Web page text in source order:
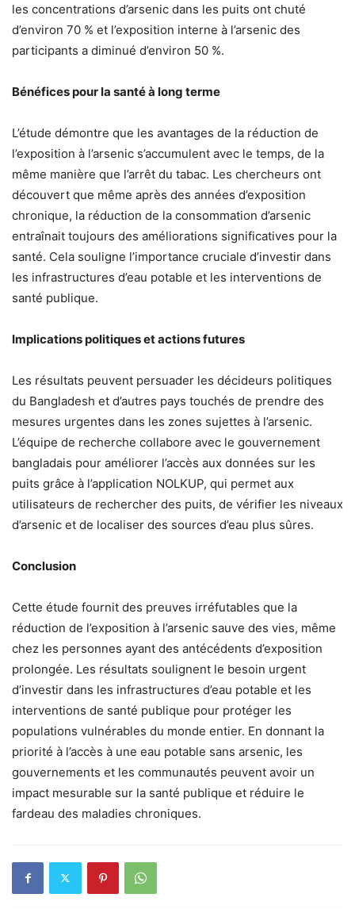
les concentrations d’arsenic dans les puits ont chuté
d’environ 70 % et l’exposition interne à l’arsenic des
participants a diminué d’environ 50 %.
Bénéfices pour la santé à long terme
L’étude démontre que les avantages de la réduction de
l’exposition à l’arsenic s’accumulent avec le temps, de la
même manière que l’arrêt du tabac. Les chercheurs ont
découvert que même après des années d’exposition
chronique, la réduction de la consommation d’arsenic
entraînait toujours des améliorations significatives pour la
santé. Cela souligne l’importance cruciale d’investir dans
les infrastructures d’eau potable et les interventions de
santé publique.
Implications politiques et actions futures
Les résultats peuvent persuader les décideurs politiques
du Bangladesh et d’autres pays touchés de prendre des
mesures urgentes dans les zones sujettes à l’arsenic.
L’équipe de recherche collabore avec le gouvernement
bangladais pour améliorer l’accès aux données sur les
puits grâce à l’application NOLKUP, qui permet aux
utilisateurs de rechercher des puits, de vérifier les niveaux
d’arsenic et de localiser des sources d’eau plus sûres.
Conclusion
Cette étude fournit des preuves irréfutables que la
réduction de l’exposition à l’arsenic sauve des vies, même
chez les personnes ayant des antécédents d’exposition
prolongée. Les résultats soulignent le besoin urgent
d’investir dans les infrastructures d’eau potable et les
interventions de santé publique pour protéger les
populations vulnérables du monde entier. En donnant la
priorité à l’accès à une eau potable sans arsenic, les
gouvernements et les communautés peuvent avoir un
impact mesurable sur la santé publique et réduire le
fardeau des maladies chroniques.